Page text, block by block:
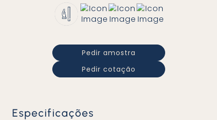
Pedir amostra
Pedir cotação
Especificações